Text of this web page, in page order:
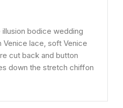
bodice wedding
lace, soft Venice
cut back and button
down the stretch chiffon